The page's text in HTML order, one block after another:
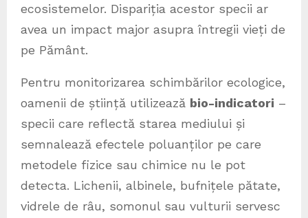
ecosistemelor. Dispariția acestor specii ar
avea un impact major asupra întregii vieți de
pe Pământ.
Pentru monitorizarea schimbărilor ecologice,
oamenii de știință utilizează bio-indicatori –
specii care reflectă starea mediului și
semnalează efectele poluanților pe care
metodele fizice sau chimice nu le pot
detecta. Lichenii, albinele, bufnițele pătate,
vidrele de râu, somonul sau vulturii servesc